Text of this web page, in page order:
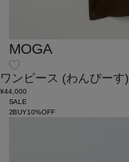
MOGA
ワンピース (わんぴーす)
¥44,000
SALE
2BUY10%OFF